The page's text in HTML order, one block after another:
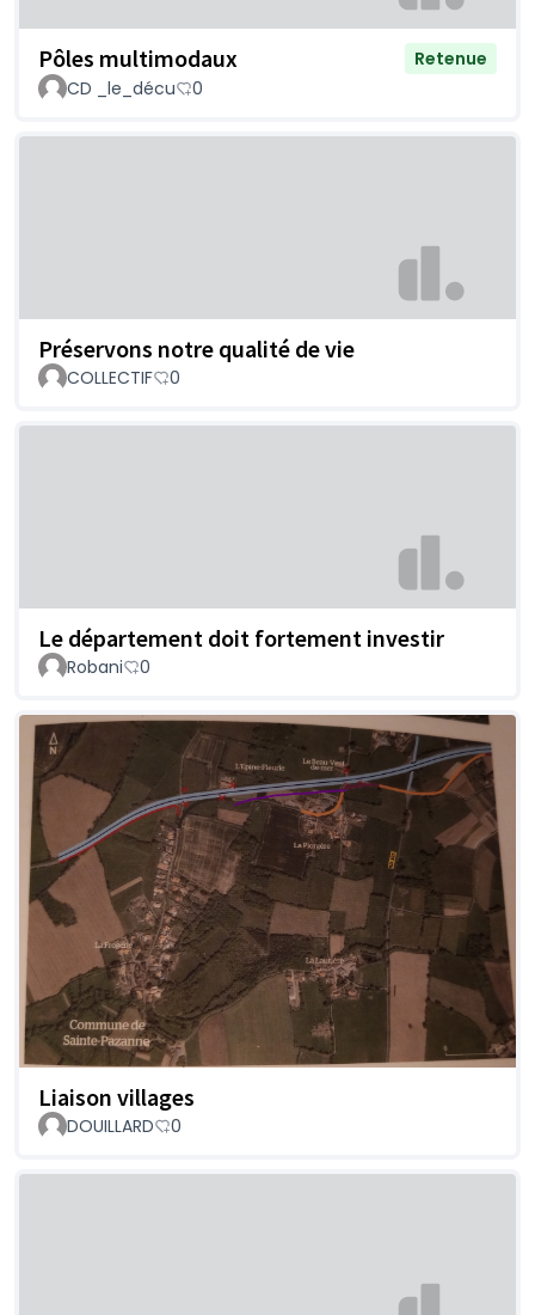
Pôles multimodaux
Retenue
CD _le_décu
0
Préservons notre qualité de vie
COLLECTIF 0
Le département doit fortement investir
Robani 0
Liaison villages
DOUILLARD 0